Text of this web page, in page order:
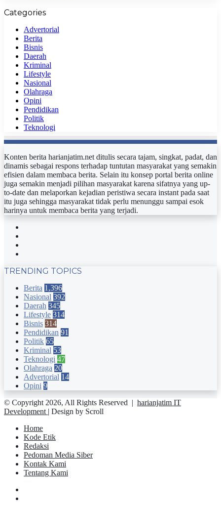
Categories
Advertorial
Berita
Bisnis
Daerah
Kriminal
Lifestyle
Nasional
Olahraga
Opini
Pendidikan
Politik
Teknologi
Konten berita harianjatim.net ditulis secara tajam, singkat, padat, dan
dinamis sebagai respons terhadap tuntutan masyarakat yang semakin
efisien dalam membaca berita. Selain itu konsep portal berita online
juga semakin menjadi pilihan masyarakat karena sifatnya yang up-
to-date dan melaporkan kejadian peristiwa secara instant pada saat
itu juga sehingga masyarakat tidak perlu menunggu sampai esok
harinya untuk membaca berita yang terjadi.
TRENDING TOPICS
Berita 1,396
Nasional 392
Daerah 345
Lifestyle 314
Bisnis 314
Pendidikan 91
Politik 65
Kriminal 53
Teknologi 47
Olahraga 20
Advertorial 14
Opini 9
© Copyright 2026, All Rights Reserved | harianjatim IT
Development | Design by Scroll
Home
Kode Etik
Redaksi
Pedoman Media Siber
Kontak Kami
Tentang Kami